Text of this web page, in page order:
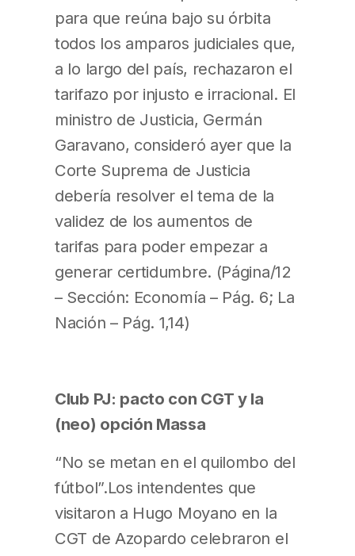
para que reúna bajo su órbita
todos los amparos judiciales que,
a lo largo del país, rechazaron el
tarifazo por injusto e irracional. El
ministro de Justicia, Germán
Garavano, consideró ayer que la
Corte Suprema de Justicia
debería resolver el tema de la
validez de los aumentos de
tarifas para poder empezar a
generar certidumbre. (Página/12
– Sección: Economía – Pág. 6; La
Nación – Pág. 1,14)
Club PJ: pacto con CGT y la
(neo) opción Massa
“No se metan en el quilombo del
fútbol”.Los intendentes que
visitaron a Hugo Moyano en la
CGT de Azopardo celebraron el